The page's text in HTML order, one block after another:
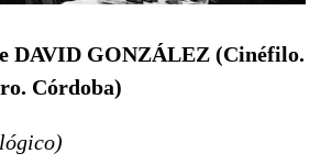
DAVID GONZÁLEZ (Cinéfilo.
Córdoba)